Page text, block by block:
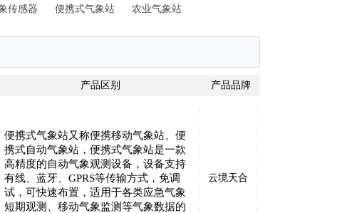
传感器 便携式气象站 农业气象站
产品区别 产品品牌
便携式气象站又称便携移动气象站、便
携式自动气象站，便携式气象站是一款
高精度的自动气象观测设备，设备支持
有线、蓝牙、GPRS等传输方式，免调
试，可快速布置，适用于各类应急气象
短期观测、移动气象监测等气象数据的
云境天合